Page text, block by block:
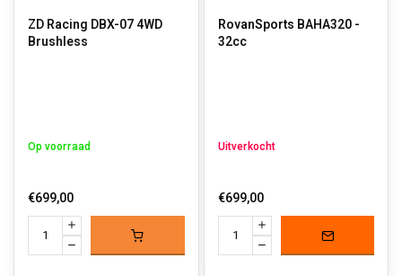
Brandstofbeheer:Bij benzine rc-auto’s moet je altijd zorgen voor
de juiste mengverhouding van benzine en olie voor duurzame
ROVANSPORTS
Ben je klaar voor actie? Ontdek ons brede assortiment
benzineauto's van Rovan en elektrische auto’s van ZD Racing. Kies
de bestuurbare auto die bij jou past. Of je nu een benzine rc-auto
ZD Racing DBX-07 4WD
Brushless
Op voorraad
€699,00
RovanSports BAHA320 -
32cc
Uitverkocht
€699,00